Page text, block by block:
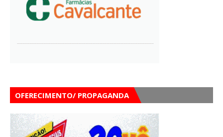
OFERECIMENTO/ PROPAGANDA